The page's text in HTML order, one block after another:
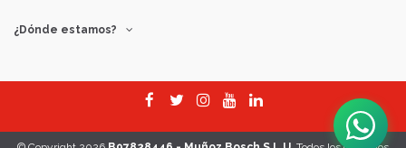
¿Dónde estamos?